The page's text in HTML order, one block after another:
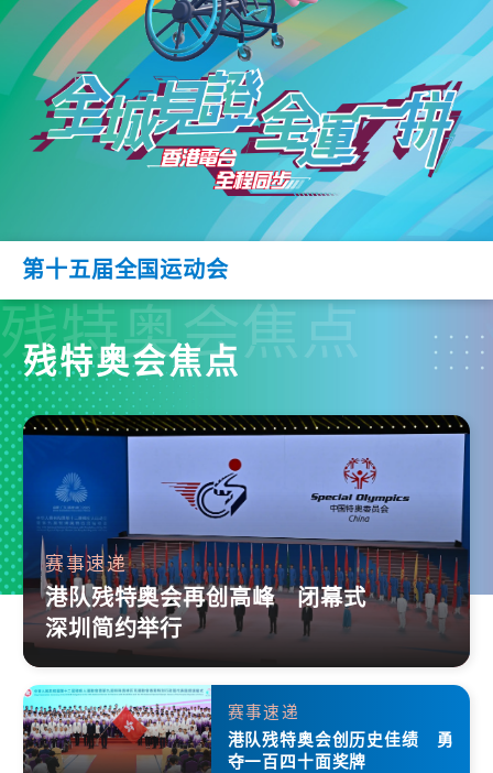
第十五届全国运动会
残特奥会焦点
残特奥会焦点
赛事速递
港队残特奥会再创高峰 闭幕式
深圳简约举行
赛事速递
港队残特奥会创历史佳绩 勇
夺一百四十面奖牌